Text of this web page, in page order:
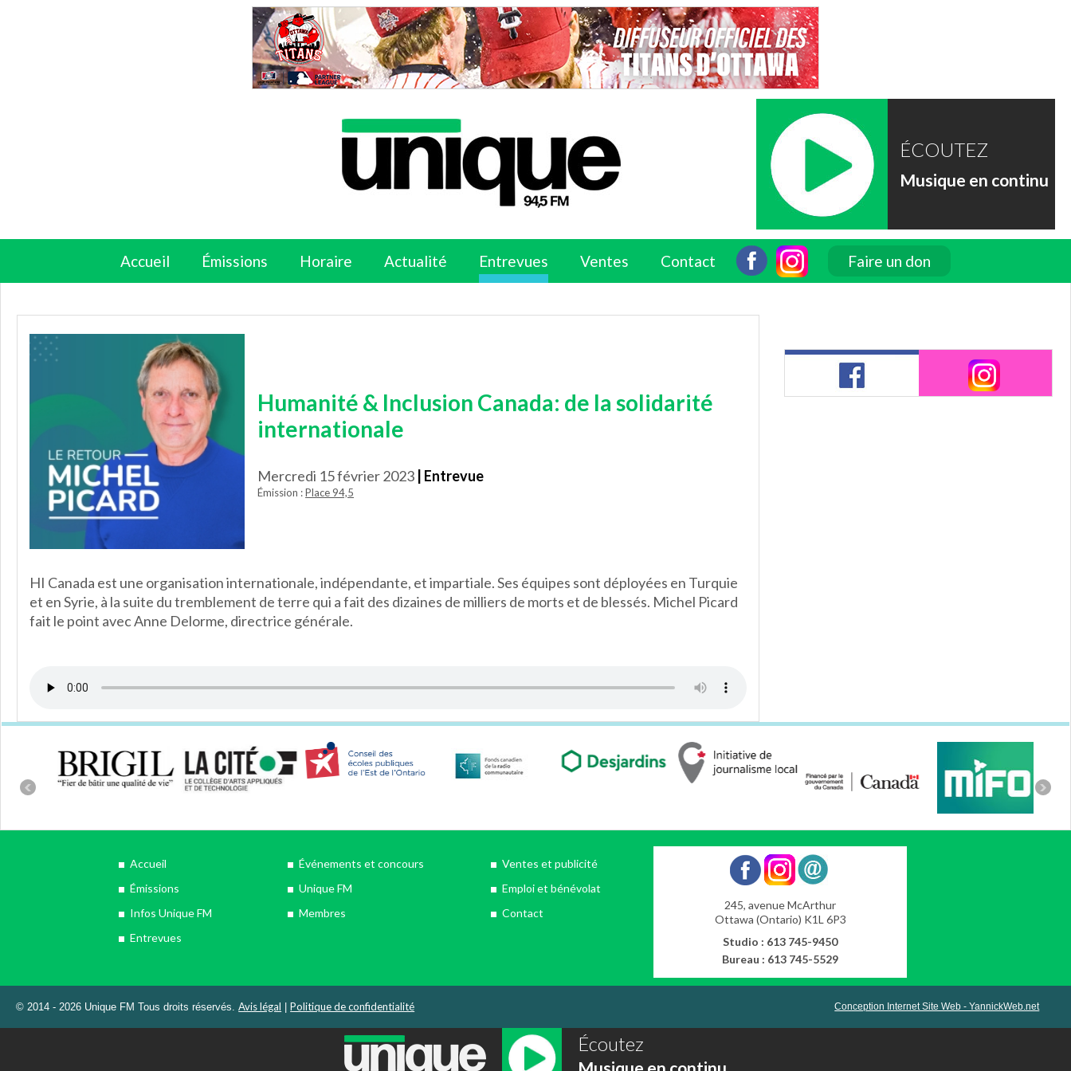
ÉCOUTEZ
Musique en continu
Accueil Émissions Horaire Actualité Entrevues Ventes Contact Faire un don
Humanité & Inclusion Canada: de la solidarité
internationale
Mercredi 15 février 2023 | Entrevue
Émission :Place 94,5
HI Canada est une organisation internationale, indépendante, et impartiale. Ses équipes sont déployées en Turquie
et en Syrie, à la suite du tremblement de terre qui a fait des dizaines de milliers de morts et de blessés. Michel Picard
fait le point avec Anne Delorme, directrice générale.
Accueil
Émissions
Infos Unique FM
Entrevues
Événements et concours
Unique FM
Membres
Ventes et publicité
Emploi et bénévolat
Contact
245, avenue McArthur
Ottawa (Ontario) K1L 6P3
Studio : 613 745-9450
Bureau : 613 745-5529
© 2014 - 2026 Unique FM Tous droits réservés.Avis légal Politique de confidentialité Conception Internet Site Web - YannickWeb.net
Écoutez